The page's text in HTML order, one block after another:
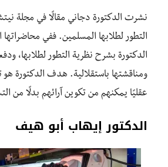
نشرت الدكتورة دجاني مقالًا في مجلة
التطور لطلابها المسلمين. ففي محاضراتها
الدكتورة بشرح نظرية التطور لطلابها،
ومناقشتها باستقلالية. هدف الدكتورة هو
عقليًا يمكنهم من تكوين آرائهم بدلًا من
الدكتور إيهاب أبو هيف